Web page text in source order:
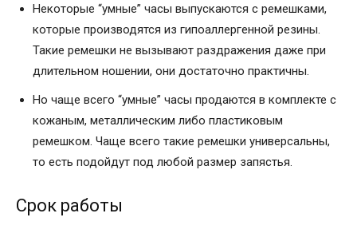
Некоторые “умные” часы выпускаются с ремешками,
которые производятся из гипоаллергенной резины.
Такие ремешки не вызывают раздражения даже при
длительном ношении, они достаточно практичны.
Но чаще всего “умные” часы продаются в комплекте с
кожаным, металлическим либо пластиковым
ремешком. Чаще всего такие ремешки универсальны,
то есть подойдут под любой размер запястья.
Срок работы